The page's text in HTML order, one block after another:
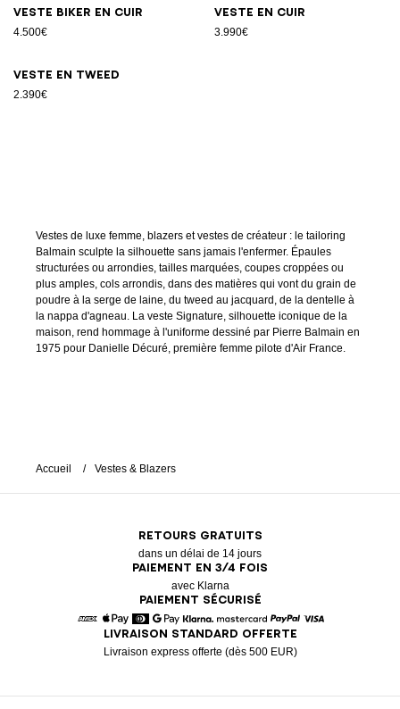
Veste biker en cuir
4.500€
Veste en cuir
3.990€
Veste en tweed
2.390€
Vestes de luxe femme, blazers et vestes de créateur : le tailoring
Balmain sculpte la silhouette sans jamais l'enfermer. Épaules
structurées ou arrondies, tailles marquées, coupes croppées ou
plus amples, cols arrondis, dans des matières qui vont du grain de
poudre à la serge de laine, du tweed au jacquard, de la dentelle à
la nappa d'agneau. La veste Signature, silhouette iconique de la
maison, rend hommage à l'uniforme dessiné par Pierre Balmain en
1975 pour Danielle Décuré, première femme pilote d'Air France.
Accueil Vestes & Blazers
RETOURS GRATUITS
dans un délai de 14 jours
PAIEMENT EN 3/4 FOIS
avec Klarna
PAIEMENT SÉCURISÉ
American Express
Apple Pay
DinersGoogle Pay
Klarna MastercardPaypal
LIVRAISON STANDARD OFFERTE
Livraison express offerte (dès 500 EUR)